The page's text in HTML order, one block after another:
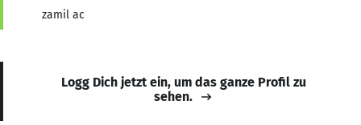
zamil ac
Logg Dich jetzt ein, um das ganze Profil zu
sehen.